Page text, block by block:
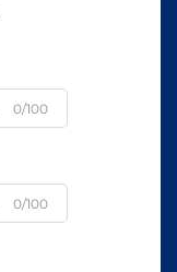
0/100
0/100